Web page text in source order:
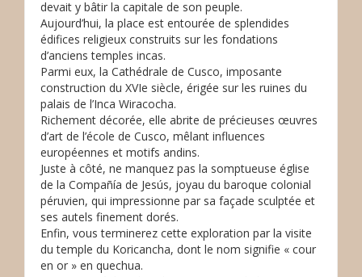
devait y bâtir la capitale de son peuple.
Aujourd’hui, la place est entourée de splendides
édifices religieux construits sur les fondations
d’anciens temples incas.
Parmi eux, la Cathédrale de Cusco, imposante
construction du XVIe siècle, érigée sur les ruines du
palais de l’Inca Wiracocha.
Richement décorée, elle abrite de précieuses œuvres
d’art de l’école de Cusco, mêlant influences
européennes et motifs andins.
Juste à côté, ne manquez pas la somptueuse église
de la Compañía de Jesús, joyau du baroque colonial
péruvien, qui impressionne par sa façade sculptée et
ses autels finement dorés.
Enfin, vous terminerez cette exploration par la visite
du temple du Koricancha, dont le nom signifie « cour
en or » en quechua.